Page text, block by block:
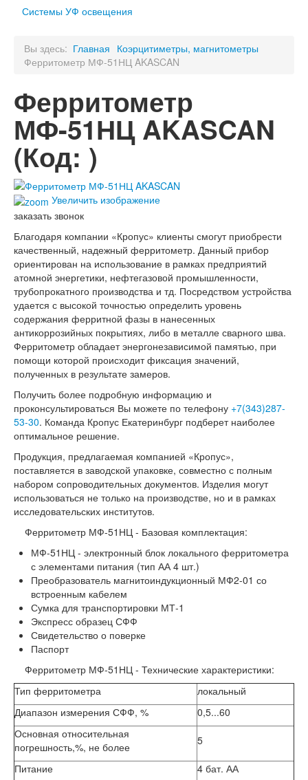
Системы УФ освещения
Вы здесь: Главная Коэрцитиметры, магнитометры
Ферритометр МФ-51НЦ AKASCAN
Ферритометр
МФ-51НЦ AKASCAN
(Код: )
Увеличить изображение
заказать звонок
Благодаря компании «Кропус» клиенты смогут приобрести
качественный, надежный ферритометр. Данный прибор
ориентирован на использование в рамках предприятий
атомной энергетики, нефтегазовой промышленности,
трубопрокатного производства и тд. Посредством устройства
удается с высокой точностью определить уровень
содержания ферритной фазы в нанесенных
антикоррозийных покрытиях, либо в металле сварного шва.
Ферритометр обладает энергонезависимой памятью, при
помощи которой происходит фиксация значений,
полученных в результате замеров.
Получить более подробную информацию и
проконсультироваться Вы можете по телефону +7(343)287-
53-30. Команда Кропус Екатеринбург подберет наиболее
оптимальное решение.
Продукция, предлагаемая компанией «Кропус»,
поставляется в заводской упаковке, совместно с полным
набором сопроводительных документов. Изделия могут
использоваться не только на производстве, но и в рамках
исследовательских институтов.
Ферритометр МФ-51НЦ - Базовая комплектация:
МФ-51НЦ - электронный блок локального ферритометра
с элементами питания (тип АА 4 шт.)
Преобразователь магнитоиндукционный МФ2-01 со
встроенным кабелем
Сумка для транспортировки МТ-1
Экспресс образец СФФ
Свидетельство о поверке
Паспорт
Ферритометр МФ-51НЦ - Технические характеристики:
Тип ферритометра
локальный
Диапазон измерения СФФ, %
0,5...60
Основная относительная
погрешность,%, не более
5
Питание
4 бат. АА